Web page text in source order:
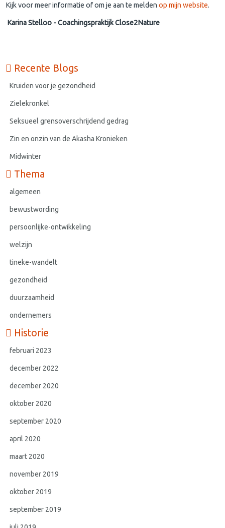
Kijk voor meer informatie of om je aan te meldenop mijn website.
Karina Stelloo - Coachingspraktijk Close2Nature
Recente Blogs
Kruiden voor je gezondheid
Zielekronkel
Seksueel grensoverschrijdend gedrag
Zin en onzin van de Akasha Kronieken
Midwinter
Thema
algemeen
bewustwording
persoonlijke-ontwikkeling
welzijn
tineke-wandelt
gezondheid
duurzaamheid
ondernemers
Historie
februari 2023
december 2022
december 2020
oktober 2020
september 2020
april 2020
maart 2020
november 2019
oktober 2019
september 2019